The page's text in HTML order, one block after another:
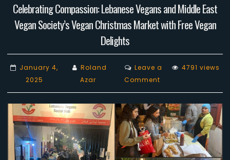
Celebrating Compassion: Lebanese Vegans and Middle East
Vegan Society’s Vegan Christmas Market with Free Vegan
Delights
January 4,
2025
Roland
Azar
Leave a
Commenton
Celebrating
Compassion:
Lebanese
Vegans
and
Middle
4791 views